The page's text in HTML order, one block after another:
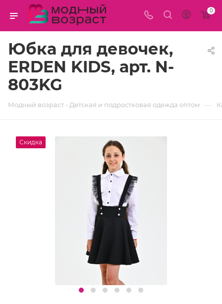
0
Юбка для девочек,
ERDEN KIDS, арт. N-
803KG
Модный возраст - Детская и подростковая одежда оптом —
Скидка